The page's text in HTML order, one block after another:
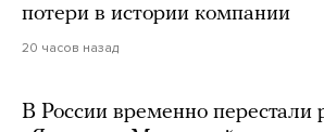
потери в истории компании
20 часов назад
В России временно перестали